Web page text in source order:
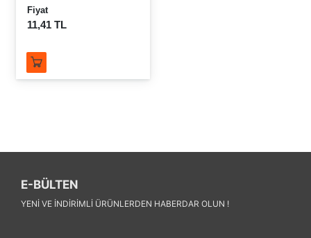
Fiyat
11,41 TL
E-BÜLTEN
YENI VE INDIRIMLI ÜRÜNLERDEN HABERDAR OLUN !